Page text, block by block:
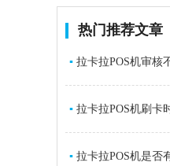
热门推荐文章
▪ 拉卡拉POS机审核
▪ 拉卡拉POS机刷卡
▪ 拉卡拉POS机是否